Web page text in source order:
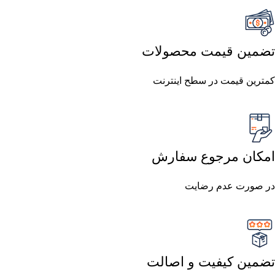
تضمین قیمت محصولات
کمترین قیمت در سطح اینترنت
امکان مرجوع سفارش
در صورت عدم رضایت
تضمین کیفیت و اصالت